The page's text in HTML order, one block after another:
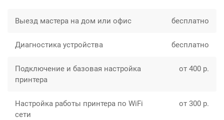
Выезд мастера на дом или офис бесплатно
Диагностика устройства бесплатно
Подключение и базовая настройка
принтера
от 400 р.
Настройка работы принтера по WiFi
сети
от 300 р.